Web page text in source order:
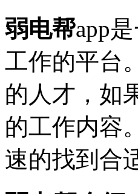
弱电帮app
工作的平台
的人才，如
的工作内容
速的找到合